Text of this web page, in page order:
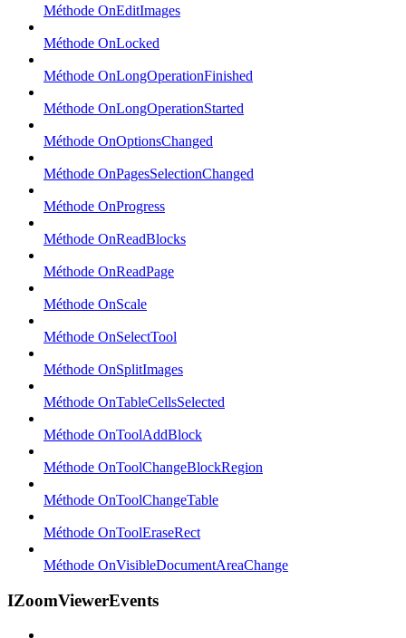
Méthode OnEditImages
Méthode OnLocked
Méthode OnLongOperationFinished
Méthode OnLongOperationStarted
Méthode OnOptionsChanged
Méthode OnPagesSelectionChanged
Méthode OnProgress
Méthode OnReadBlocks
Méthode OnReadPage
Méthode OnScale
Méthode OnSelectTool
Méthode OnSplitImages
Méthode OnTableCellsSelected
Méthode OnToolAddBlock
Méthode OnToolChangeBlockRegion
Méthode OnToolChangeTable
Méthode OnToolEraseRect
Méthode OnVisibleDocumentAreaChange
IZoomViewerEvents